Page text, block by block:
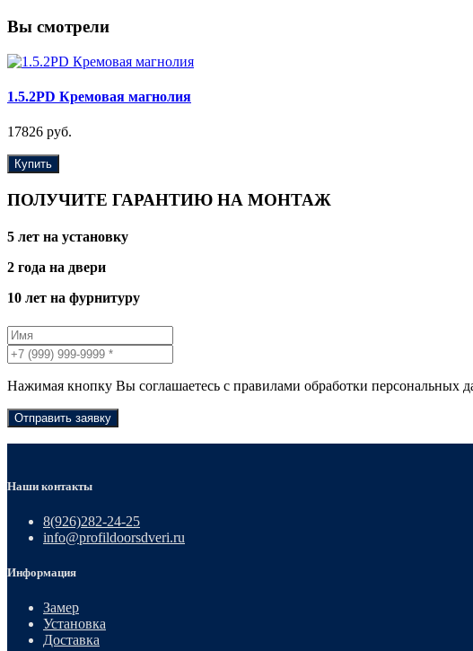
Вы смотрели
1.5.2PD Кремовая магнолия
17826 руб.
Купить
ПОЛУЧИТЕ ГАРАНТИЮ НА МОНТАЖ
5 лет на установку
2 года на двери
10 лет на фурнитуру
Нажимая кнопку Вы соглашаетесь с правилами обработки персональных
Отправить заявку
Наши контакты
8(926)282-24-25
info@profildoorsdveri.ru
Информация
Замер
Установка
Доставка